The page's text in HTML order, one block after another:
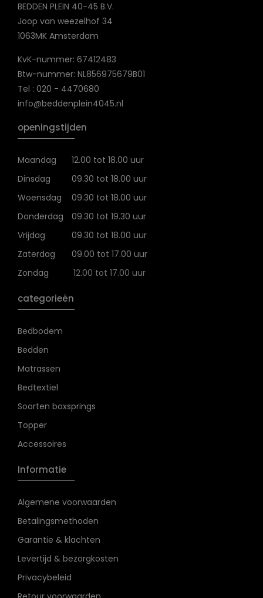
BEDDEN PLEIN 40-45 B.V.
Joop van weezelhof 34
1063MK Amsterdam
KvK-nummer: 67412483
Btw-nummer: NL856975679B01
Tel : 020 - 4470680
info@beddenplein4045.nl
openingstijden
Maandag
12.00 tot 18.00 uur
Dinsdag
09.30 tot 18.00 uur
Woensdag
09.30 tot 18.00 uur
Donderdag
09.30 tot 19.30 uur
Vrijdag
09.30 tot 18.00 uur
Zaterdag
09.00 tot 17.00 uur
Zondag
12.00 tot 17.00 uur
categorieën
Bedbodem
Bedden
Matrassen
Bedtextiel
Soorten boxsprings
Topper
Accessoires
Informatie
Algemene voorwaarden
Betalingsmethoden
Garantie & klachten
Levertijd & bezorgkosten
Privacybeleid